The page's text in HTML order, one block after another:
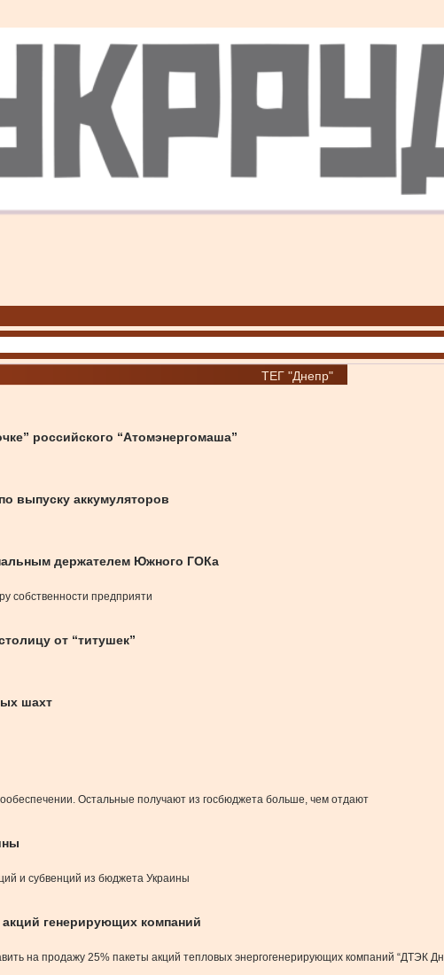
ТЕГ "Днепр"
российского “Атомэнергомаша”
выпуску аккумуляторов
держателем Южного ГОКа
собственности предприяти
от “титушек”
шахт
Остальные получают из госбюджета больше, чем отдают
и субвенций из бюджета Украины
генерирующих компаний
на продажу 25% пакеты акций тепловых энергогенерирующих компаний “ДТЭК